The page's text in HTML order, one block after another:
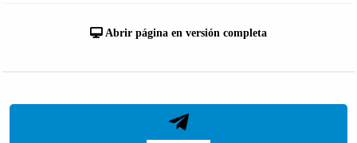
Abrir página en versión completa